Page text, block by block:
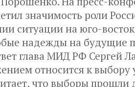
значимость роли
ситуации на юго-
надежды на будущие
глава МИД РФ Сергей
относится к выбору
что выборы прошли